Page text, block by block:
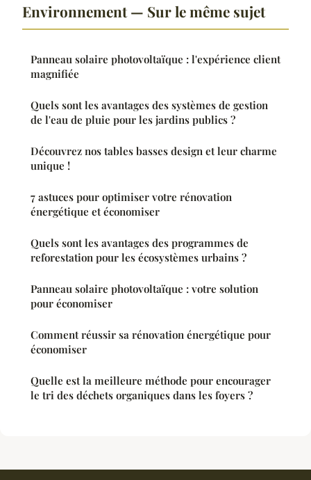
Environnement — Sur le même sujet
Panneau solaire photovoltaïque : l'expérience client
magnifiée
Quels sont les avantages des systèmes de gestion
de l'eau de pluie pour les jardins publics ?
Découvrez nos tables basses design et leur charme
unique !
7 astuces pour optimiser votre rénovation
énergétique et économiser
Quels sont les avantages des programmes de
reforestation pour les écosystèmes urbains ?
Panneau solaire photovoltaïque : votre solution
pour économiser
Comment réussir sa rénovation énergétique pour
économiser
Quelle est la meilleure méthode pour encourager
le tri des déchets organiques dans les foyers ?